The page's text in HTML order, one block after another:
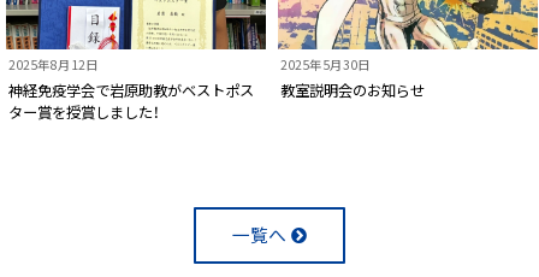
2025年8月12日
神経免疫学会で岩原助教がベストポス
ター賞を授賞しました！
2025年5月30日
教室説明会のお知らせ
一覧へ